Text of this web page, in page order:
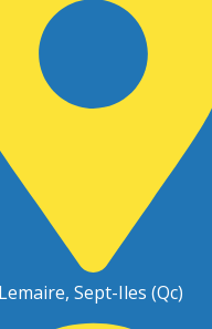
Sept-Iles (Qc)